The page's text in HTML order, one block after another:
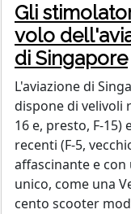
Gli
volo
di Singapore
L'aviazione di
dispone di velivoli
16 e, presto, F-15)
recenti (F-5,
affascinante e
unico, come una
cento scooter